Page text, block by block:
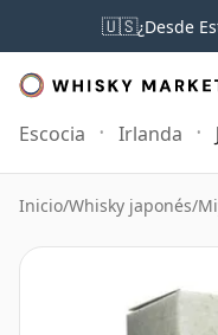
🇺🇸¿Desde
Escocia Irlanda
Inicio/Whisky japonés/